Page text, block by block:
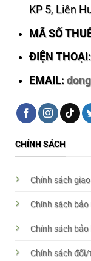
KP 5, Liên
MÃ SỐ
ĐIỆN THOẠI:
EMAIL:
CHÍNH SÁCH
Chính sách
Chính sách bảo
Chính sách bảo
Chính sách